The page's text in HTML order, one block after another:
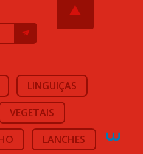
LINGUIÇAS
VEGETAIS
LANCHES